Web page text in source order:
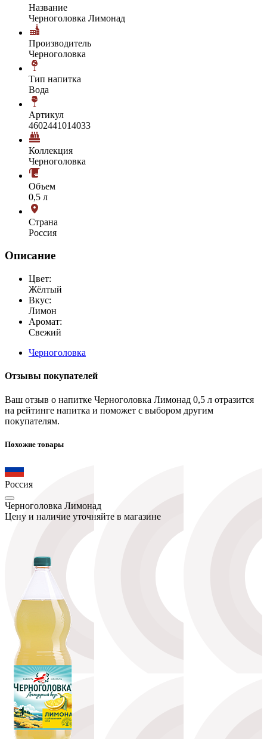
Название
Черноголовка Лимонад
Производитель
Черноголовка
Тип напитка
Вода
Артикул
4602441014033
Коллекция
Черноголовка
Объем
0,5 л
Страна
Россия
Описание
Цвет:
Жёлтый
Вкус:
Лимон
Аромат:
Свежий
Черноголовка
Отзывы покупателей
Ваш отзыв о напитке Черноголовка Лимонад 0,5 л отразится
на рейтинге напитка и поможет с выбором другим
покупателям.
Похожие товары
Россия
Черноголовка Лимонад
Цену и наличие уточняйте в магазине